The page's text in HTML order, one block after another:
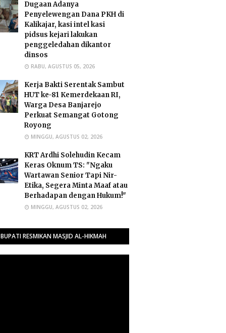
Dugaan Adanya
Penyelewengan Dana PKH di
Kalikajar, kasi intel kasi
pidsus kejari lakukan
penggeledahan dikantor
dinsos
RABU, AGUSTUS 05, 2026
Kerja Bakti Serentak Sambut
HUT ke-81 Kemerdekaan RI,
Warga Desa Banjarejo
Perkuat Semangat Gotong
Royong
MINGGU, AGUSTUS 02, 2026
​KRT Ardhi Solehudin Kecam
Keras Oknum TS: "Ngaku
Wartawan Senior Tapi Nir-
Etika, Segera Minta Maaf atau
Berhadapan dengan Hukum!"
MINGGU, AGUSTUS 02, 2026
BUPATI RESMIKAN MASJID AL-HIKMAH